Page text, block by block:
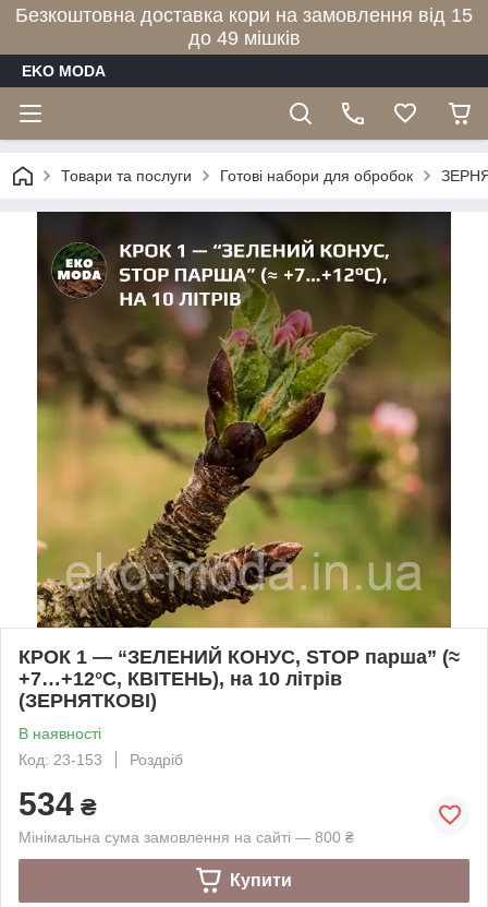
Безкоштовна доставка кори на замовлення від 15
до 49 мішків
EKO MODA
Товари та послуги Готові набори для обробок
КРОК 1 — “ЗЕЛЕНИЙ КОНУС, STOP парша” (≈
+7…+12°C, КВІТЕНЬ), на 10 літрів
(ЗЕРНЯТКОВІ)
В наявності
Код: 23-153
Роздріб
534 ₴
Мінімальна сума замовлення на сайті — 800 ₴
Купити